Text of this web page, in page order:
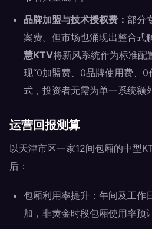
品牌加盟与技术授权费： 部分
案费。但市场也涌现出整合式
慧KTV将新风系统作为标准配
现“0加盟费、0品牌使用费、0
式，投资者无需为单一系统额
运营回报测算
以天津市区一家12间包厢的中型
后：
包厢利用率提升：午间及工作
加，非黄金时段包厢使用率预